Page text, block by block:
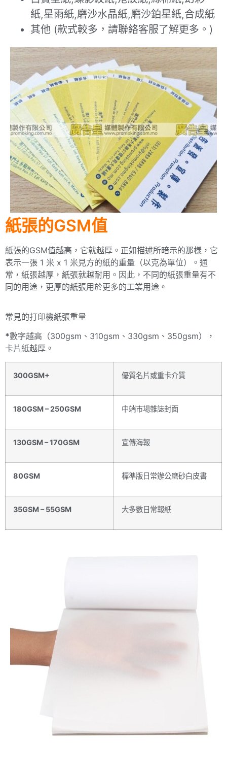
紙,星雨紙,磨沙水晶紙,磨沙鉑星紙,合成紙
其他 (款式較多，請聯絡客服了解更多。)
紙張的GSM值
紙張的GSM值越高，它就越厚。正如描述所暗示的那樣，它
表示一張 1 米 x 1 米見方的紙的重量（以克為單位）。通
常，紙張越厚，紙張就越耐用。因此，不同的紙張重量有不
同的用途，更厚的紙張用於更多的工業用途。
常見的打印機紙張重量
*數字越高（300gsm、310gsm、330gsm、350gsm），
卡片紙越厚。
300GSM+ 優質名片或重卡介質
180GSM – 250GSM 中端市場雜誌封面
130GSM – 170GSM 宣傳海報
80GSM 標準版日常辦公磨砂白皮書
35GSM – 55GSM 大多數日常報紙